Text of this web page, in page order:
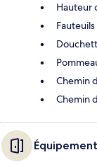
Hauteur
Chemin
Chemin